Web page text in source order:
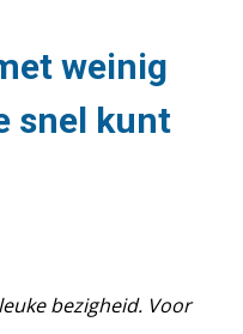
weinig
snel kunt
bezigheid. Voor